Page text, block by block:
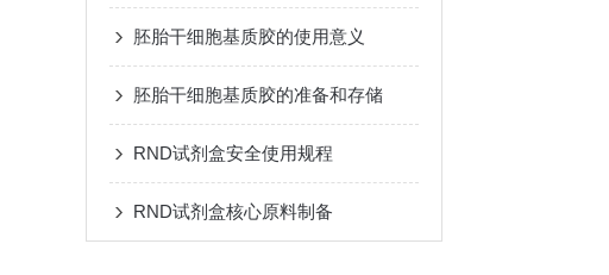
胚胎干细胞基质胶的使用意义
胚胎干细胞基质胶的准备和存储
RND试剂盒安全使用规程
RND试剂盒核心原料制备